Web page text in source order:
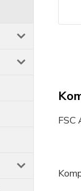
FSC